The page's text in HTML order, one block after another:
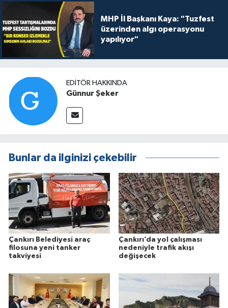
MHP İl Başkanı Kaya: "Tuzfest
üzerinden algı operasyonu
yapılıyor"
EDITÖR HAKKINDA
Günnur Şeker
Bunlar da ilginizi çekebilir
Çankırı Belediyesi araç
filosuna yeni tanker
takviyesi
Çankırı’da yol çalışması
nedeniyle trafik akışı
değişecek